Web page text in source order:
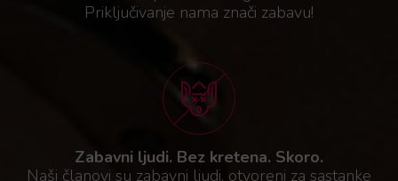
Priključivanje nama znači zabavu!
Zabavni ljudi. Bez kretena. Skoro.
Naši članovi su zabavni ljudi, otvoreni za sastanke